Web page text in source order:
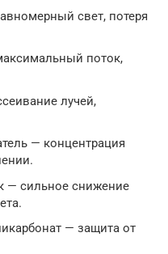
свет, потеря
поток,
лучей,
— концентрация
— сильное снижение
— защита от